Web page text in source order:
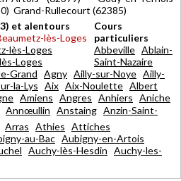
Grand-Rullecourt (62385)
et alentours
lès-Loges
lès-Loges
Loges
Cours
particuliers
Abbeville Ablain-
Saint-Nazaire
Grand Agny Ailly-sur-Noye Ailly-
la-Lys Aix Aix-Noulette Albert
Amiens Angres Anhiers Aniche
Annœullin Anstaing Anzin-Saint-
Arras Athies Attiches
au-Bac Aubigny-en-Artois
Auchy-lès-Hesdin Auchy-les-